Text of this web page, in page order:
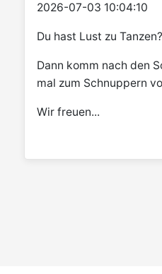
Details
2026-07-03 10:04:10
Du hast Lust zu
Dann komm nach den
mal zum Schnuppern
Wir freuen...